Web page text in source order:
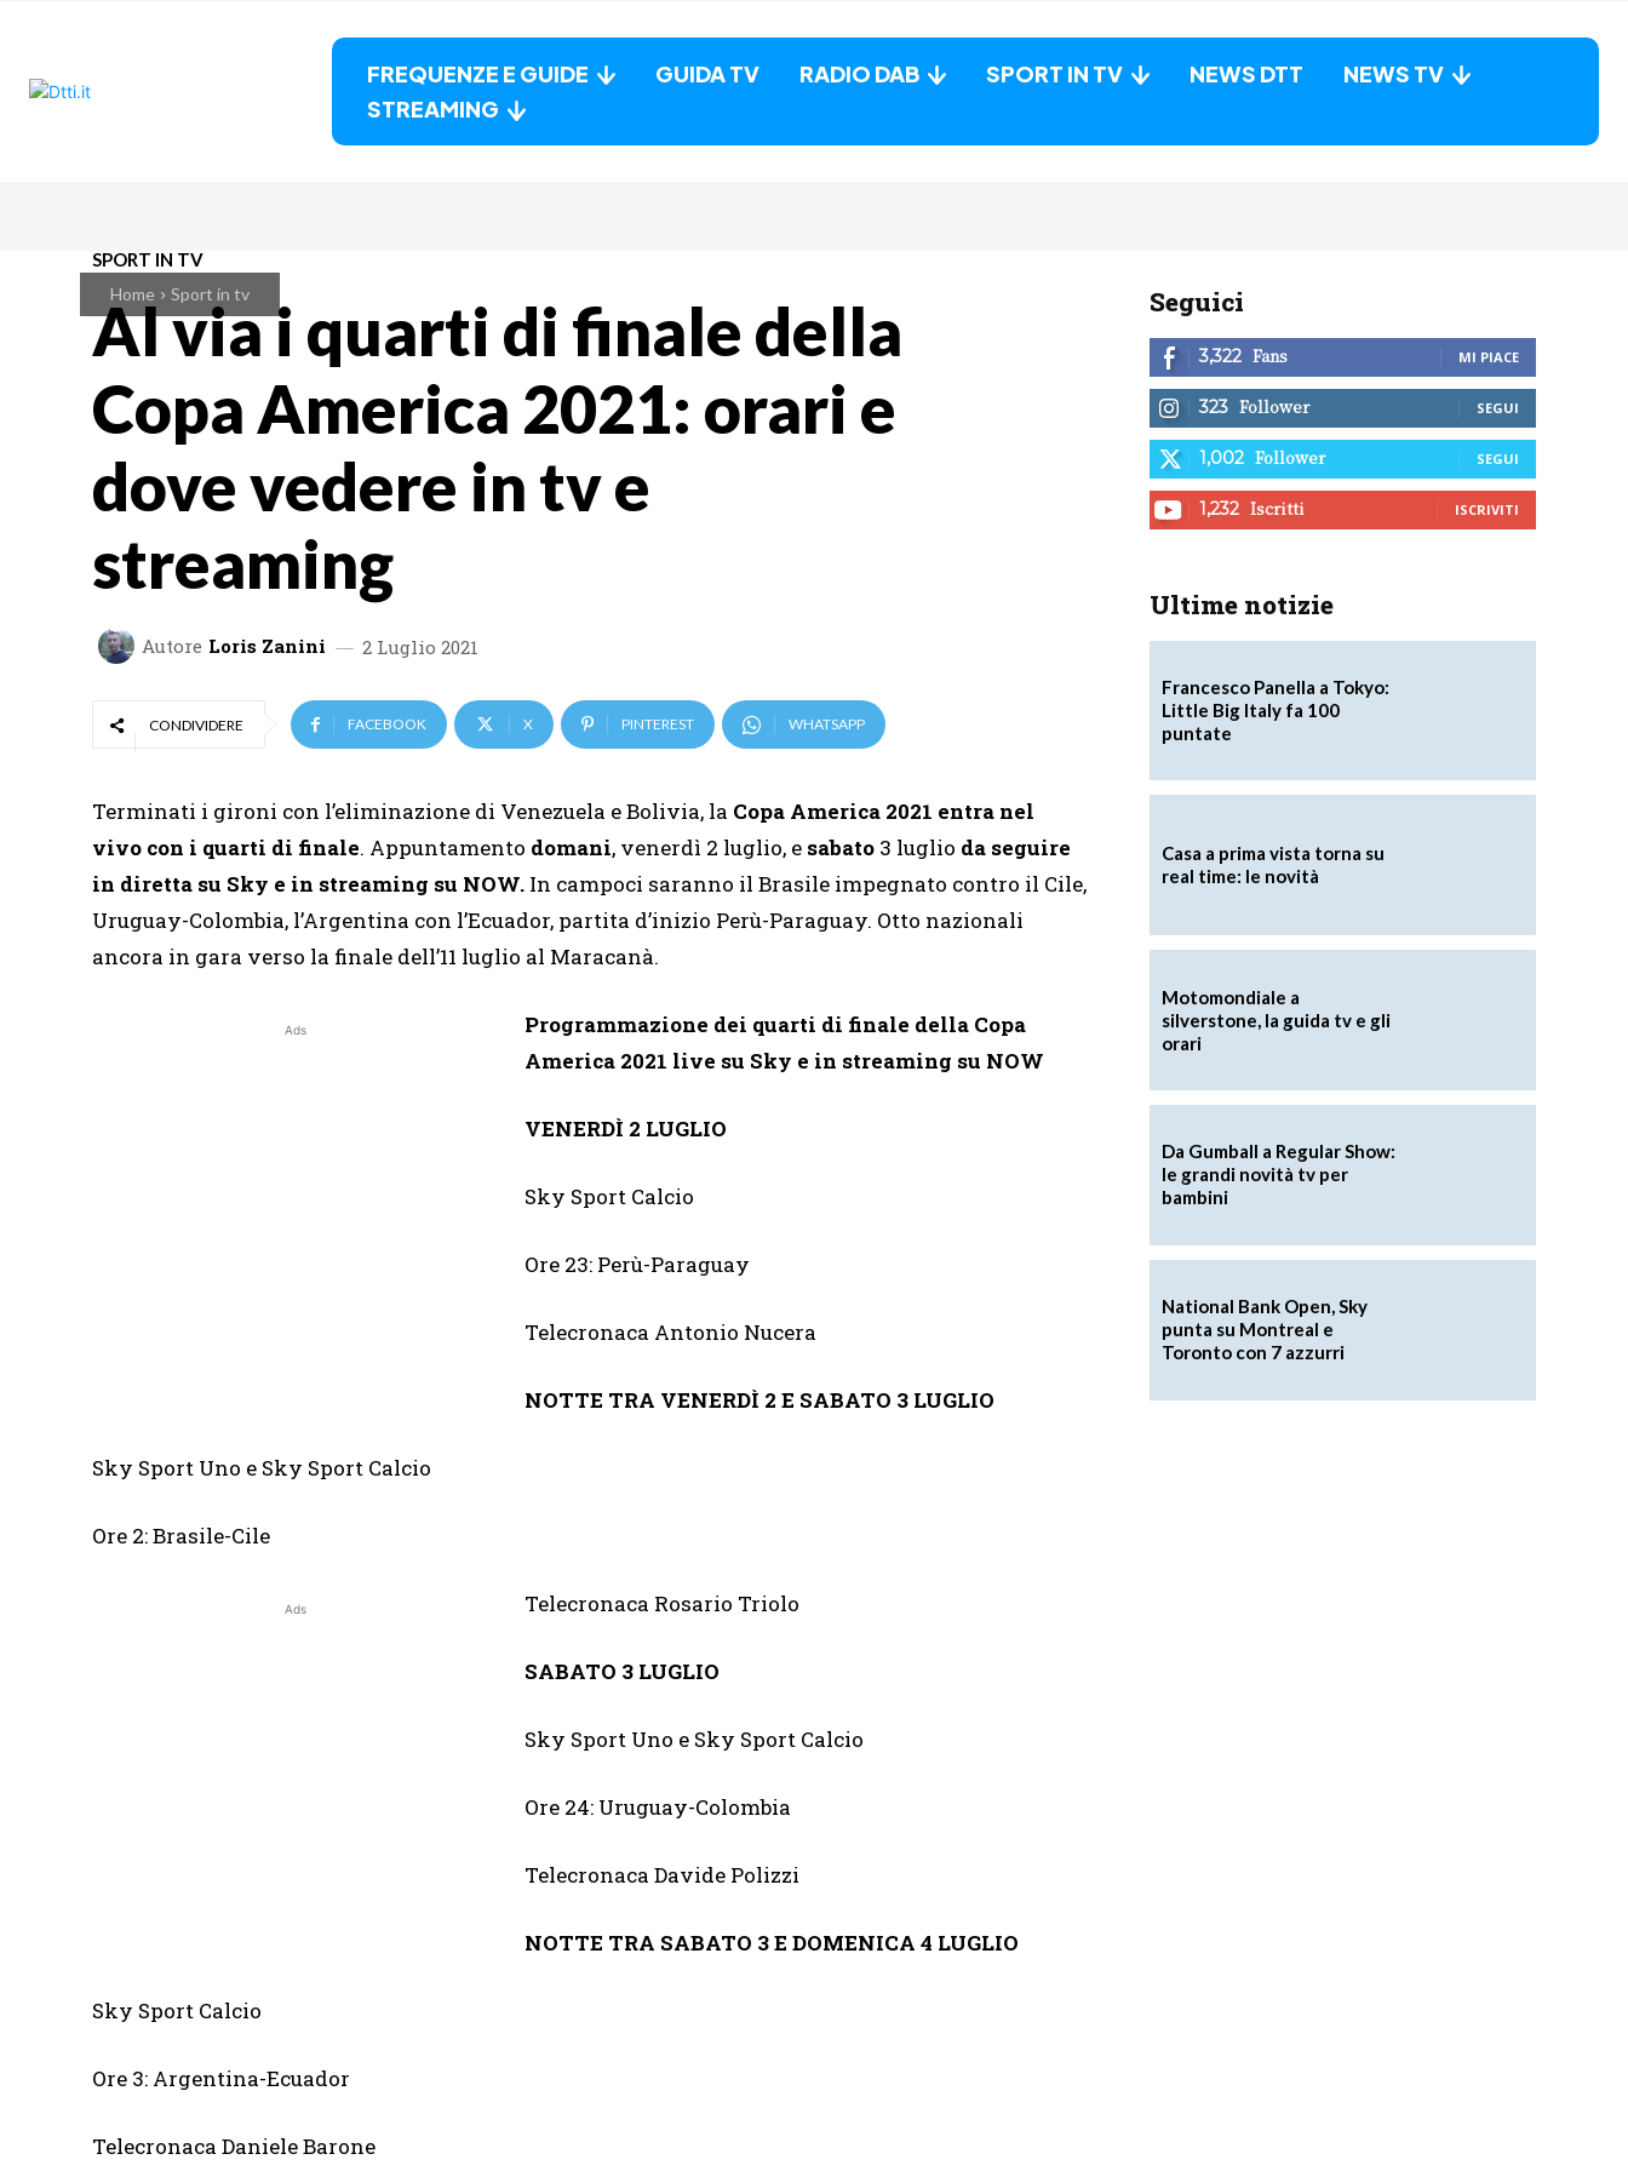
FREQUENZE E GUIDE GUIDA TV RADIO DAB SPORT IN TV NEWS DTT
NEWS TV
STREAMING
Home Sport in tv
SPORT IN TV
Al via i quarti di finale della
Copa America 2021: orari e
dove vedere in tv e
streaming
Autore Loris Zanini 2 Luglio 2021
CONDIVIDERE FACEBOOK X PINTEREST WHATSAPP
Terminati i gironi con l’eliminazione di Venezuela e Bolivia, la Copa America 2021 entra nel
vivo con i quarti di finale. Appuntamento domani, venerdì 2 luglio, e sabato 3 luglio da seguire
in diretta su Sky e in streaming su NOW. In campoci saranno il Brasile impegnato contro il Cile,
Uruguay-Colombia, l’Argentina con l’Ecuador, partita d’inizio Perù-Paraguay. Otto nazionali
ancora in gara verso la finale dell’11 luglio al Maracanà.
Ads
Programmazione dei quarti di finale della Copa
America 2021 live su Sky e in streaming su NOW
VENERDÌ 2 LUGLIO
Sky Sport Calcio
Ore 23: Perù-Paraguay
Telecronaca Antonio Nucera
NOTTE TRA VENERDÌ 2 E SABATO 3 LUGLIO
Sky Sport Uno e Sky Sport Calcio
Ore 2: Brasile-Cile
Ads Telecronaca Rosario Triolo
SABATO 3 LUGLIO
Sky Sport Uno e Sky Sport Calcio
Ore 24: Uruguay-Colombia
Telecronaca Davide Polizzi
NOTTE TRA SABATO 3 E DOMENICA 4 LUGLIO
Sky Sport Calcio
Ore 3: Argentina-Ecuador
Telecronaca Daniele Barone
Seguici
3,322 Fans MI PIACE
323 Follower SEGUI
1,002 Follower SEGUI
1,232 Iscritti ISCRIVITI
Ultime notizie
Francesco Panella a Tokyo:
Little Big Italy fa 100
puntate
Casa a prima vista torna su
real time: le novità
Motomondiale a
silverstone, la guida tv e gli
orari
Da Gumball a Regular Show:
le grandi novità tv per
bambini
National Bank Open, Sky
punta su Montreal e
Toronto con 7 azzurri